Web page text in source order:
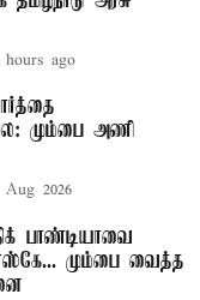
hours ago
மும்பை அணி
Aug 2026
பாண்டியாவை
மும்பை வைத்த